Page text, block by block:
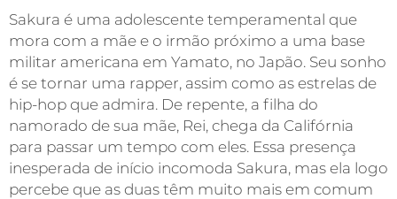
Sakura é uma adolescente temperamental que
mora com a mãe e o irmão próximo a uma base
militar americana em Yamato, no Japão. Seu sonho
é se tornar uma rapper, assim como as estrelas de
hip-hop que admira. De repente, a filha do
namorado de sua mãe, Rei, chega da Califórnia
para passar um tempo com eles. Essa presença
inesperada de início incomoda Sakura, mas ela logo
percebe que as duas têm muito mais em comum